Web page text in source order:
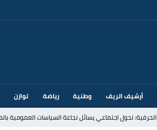
أرشيف الريف وطنية رياضة توازن